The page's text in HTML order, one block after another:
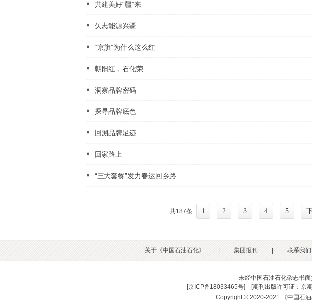
共建美好“疆”来
矢志能源兴疆
“京旗”为什么这么红
朝阳红，石化荣
洞察品牌密码
探寻品牌底色
回溯品牌足迹
回家路上
“三大套餐”发力春运回乡路
共187条 1 2 3 4 5
关于《中国石油石化》 集团报刊 联系我们
未经中国石油石化杂志书面
[京ICP备18033465号] [期刊出版许可证：京
Copyright © 2020-2021 《中国石